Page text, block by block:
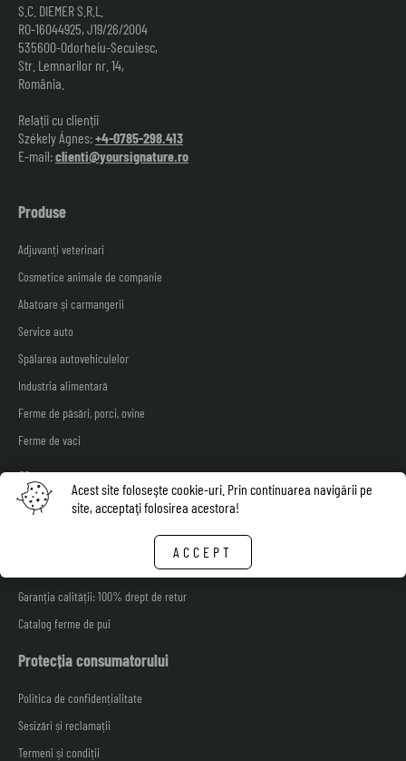
Produse
Adjuvanți veterinari
Cosmetice animale de companie
Abatoare și carmangerii
Service auto
Spălarea autovehiculelor
Industria alimentară
Ferme de păsări, porci, ovine
Ferme de vaci
Shop
Livrarea bunurilor
Garanția calității: 100% drept de retur
Catalog ferme de pui
Protecția consumatorului
Politica de confidențialitate
Sesizări și reclamații
Termeni și condiții
S.C. DIEMER S.R.L.
RO-16044925, J19/26/2004
535600-Odorheiu-Secuiesc,
Str. Lemnarilor nr. 14,
România.
Relații cu clienții
Székely Ágnes:+4-0785-298.413
E-mail:clienti@yoursignature.ro
Acest site foloseşte cookie-uri. Prin continuarea navigării pe
site, acceptaţi folosirea acestora!
ACCEPT